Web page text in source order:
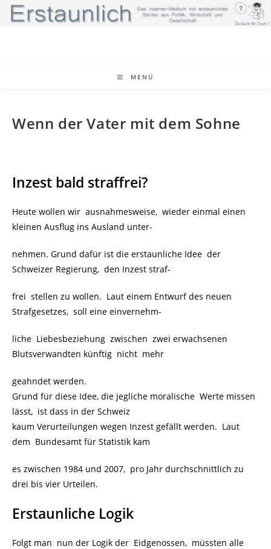
Zum
Inhalt
MENÜ
Wenn der Vater mit dem Sohne
Inzest bald straffrei?
Heute wollen wir ausnahmesweise, wieder einmal einen
kleinen Ausflug ins Ausland unter-
nehmen. Grund dafür ist die erstaunliche Idee der
Schweizer Regierung, den Inzest straf-
frei stellen zu wollen. Laut einem Entwurf des neuen
Strafgesetzes, soll eine einvernehm-
liche Liebesbeziehung zwischen zwei erwachsenen
Blutsverwandten künftig nicht mehr
geahndet werden.
Grund für diese Idee, die jegliche moralische Werte missen
lässt, ist dass in der Schweiz
kaum Verurteilungen wegen Inzest gefällt werden. Laut
dem Bundesamt für Statistik kam
es zwischen 1984 und 2007, pro Jahr durchschnittlich zu
drei bis vier Urteilen.
Erstaunliche Logik
Folgt man nun der Logik der Eidgenossen, müssten alle